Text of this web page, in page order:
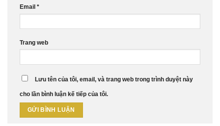
Email *
Trang web
Lưu tên của tôi, email, và trang web trong trình duyệt này
cho lần bình luận kế tiếp của tôi.